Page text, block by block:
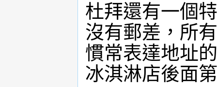
杜拜還有一個
沒有郵差，所
慣常表達地址
冰淇淋店後面